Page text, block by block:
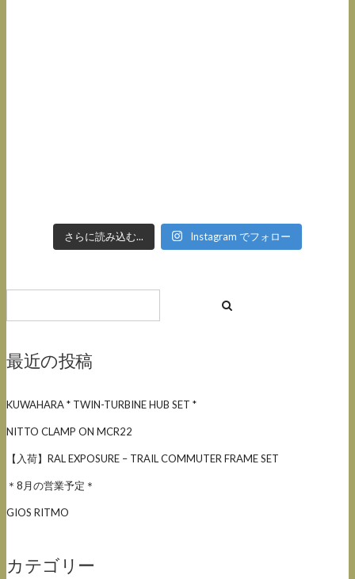
さらに読み込む... Instagram でフォロー
最近の投稿
KUWAHARA * TWIN-TURBINE HUB SET *
NITTO CLAMP ON MCR22
【入荷】RAL EXPOSURE – TRAIL COMMUTER FRAME SET
＊8月の営業予定＊
GIOS RITMO
カテゴリー